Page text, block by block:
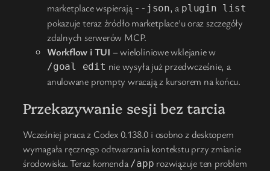
marketplace wspierają --json, a plugin list
pokazuje teraz źródło marketplace'u oraz szczegóły
zdalnych serwerów MCP.
Workflow i TUI – wieloliniowe wklejanie w
/goal edit nie wysyła już przedwcześnie, a
anulowane prompty wracają z kursorem na końcu.
Przekazywanie sesji bez tarcia
Wcześniej praca z Codex 0.138.0 i osobno z desktopem
wymagała ręcznego odtwarzania kontekstu przy zmianie
środowiska. Teraz komenda /app rozwiązuje ten problem